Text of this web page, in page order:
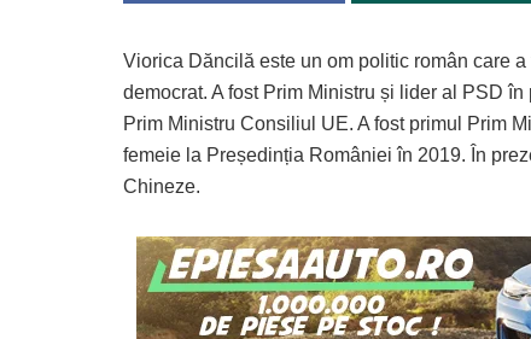
Viorica Dăncilă este un om politic român care
democrat. A fost Prim Ministru și lider al PSD
Prim Ministru Consiliul UE. A fost primul Prim
femeie la Președinția României în 2019. În
Chineze.